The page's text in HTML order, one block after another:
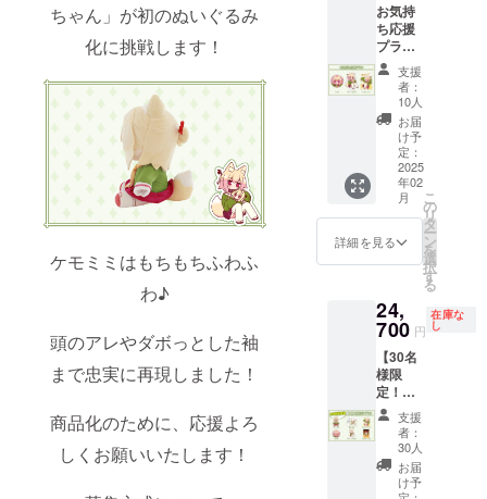
ちゃん」が初のぬいぐるみ
化に挑戦します！
ケモミミはもちもちふわふ
わ♪
頭のアレやダボっとした袖
まで忠実に再現しました！
商品化のために、応援よろ
しくお願いいたします！
を含ん
でおり
ます。
お気持
ち応援
プラン
・ぷに
缶 1点
・アク
リルス
タン
ド 1点
・サン
キュー
ター 1
点 画像
はイ
金額に
は消費
税
（10%
）と送
料660円
を含ん
でおり
ます。
支援
者：
10人
お届
け予
定：
2025
年02
月
詳細を見る
こ
の
リ
タ
ー
ン
を
選
択
す
る
24,
700 円
在庫な
し
【30名
様限
定！】
直筆色
紙付き
プラン
・ぬい
ぐる
支援
者：
30人
お届
け予